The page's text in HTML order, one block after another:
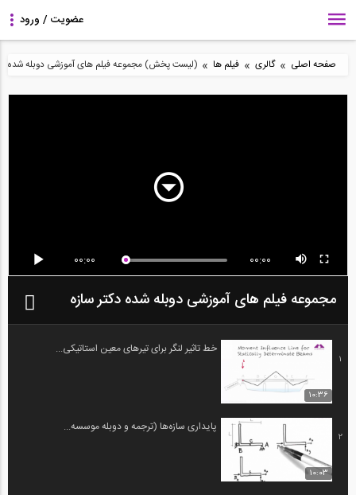
صفحه اصلی » گالری » فیلم ها » (لیست پخش) مجموعه فیلم های آموزشی دوبله شده
00:00 00:00
مجموعه فیلم های آموزشی دوبله شده دکتر سازه
1
10:36
خط تاثیر لنگر برای تیرهای معین استاتیکی...
2
10:03
پایداری سازه‌ها (ترجمه و دوبله موسسه...